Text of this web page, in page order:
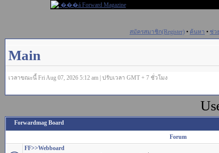
สมัครสมาชิก(Register) • ค้นหา • ช่ว
Main
เวลาขณะนี้ Fri Aug 07, 2026 5:12 am | ปรับเวลา GMT + 7 ชั่วโมง
Forwardmag Board
Forum
FF>>Webboard